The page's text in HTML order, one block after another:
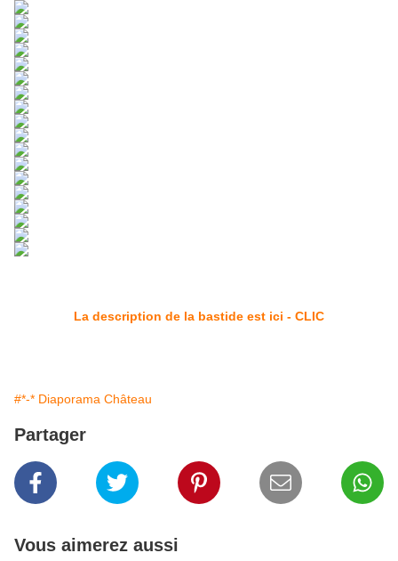
La description de la bastide est ici - CLIC
#*-* Diaporama Château
Partager
Vous aimerez aussi